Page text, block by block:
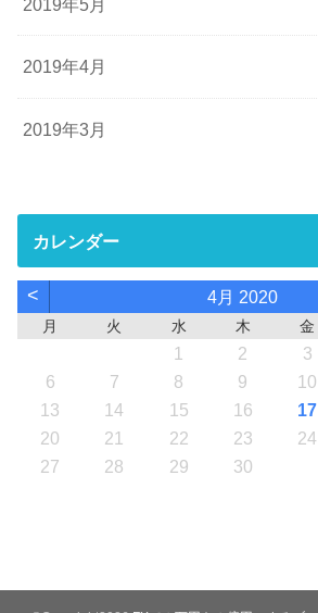
2019年4月
2019年3月
カレンダー
< 4月 2020
月 火 水 木 金
1 2 3
6
7 8 9 10
13
14 15 16 17
20
21 22 23 24
27
28 29 30